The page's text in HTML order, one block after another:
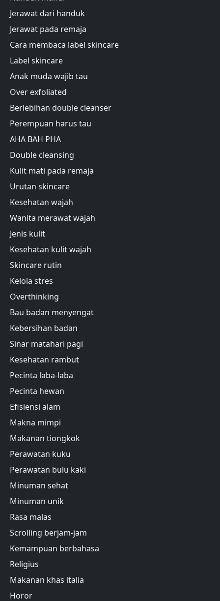
Jerawat dari handuk
Jerawat pada remaja
Cara membaca label skincare
Label skincare
Anak muda wajib tau
Over exfoliated
Berlebihan double cleanser
Perempuan harus tau
AHA BAH PHA
Double cleansing
Kulit mati pada remaja
Urutan skincare
Kesehatan wajah
Wanita merawat wajah
Jenis kulit
Kesehatan kulit wajah
Skincare rutin
Kelola stres
Overthinking
Bau badan menyengat
Kebersihan badan
Sinar matahari pagi
Kesehatan rambut
Pecinta laba-laba
Pecinta hewan
Efisiensi alam
Makna mimpi
Makanan tiongkok
Perawatan kuku
Perawatan bulu kaki
Minuman sehat
Minuman unik
Rasa malas
Scrolling berjam-jam
Kemampuan berbahasa
Religius
Makanan khas italia
Horor